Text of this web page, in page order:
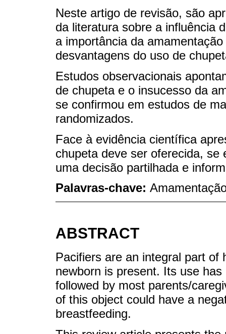
Neste artigo de revisão, são
da literatura sobre a influência
a importância da
desvantagens do uso de
Estudos observacionais
de chupeta e o insucesso da
se confirmou em estudos de
randomizados.
Face à evidência científica
chupeta deve ser oferecida,
uma decisão partilhada e
Palavras-chave:
ABSTRACT
Pacifiers are an integral part of
newborn is present. Its use
followed by most parents/
of this object could have a
breastfeeding.